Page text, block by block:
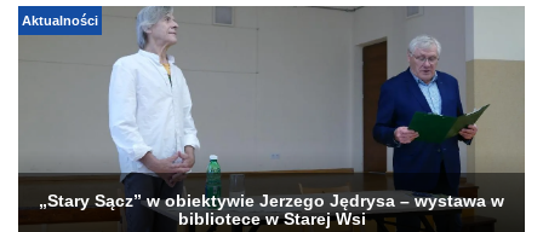
Aktualności
„Stary Sącz” w obiektywie Jerzego Jędrysa – wystawa w
bibliotece w Starej Wsi